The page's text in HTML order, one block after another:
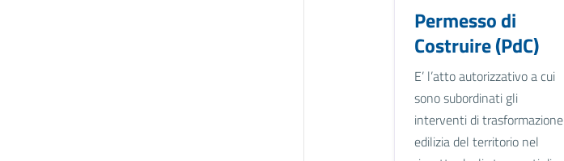
Permesso di
Costruire (PdC)
E’ l’atto autorizzativo a cui
sono subordinati gli
interventi di trasformazione
edilizia del territorio nel